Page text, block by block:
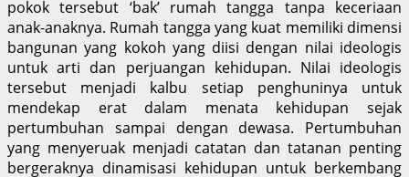
pokok tersebut ‘bak’ rumah tangga tanpa keceriaan
anak-anaknya. Rumah tangga yang kuat memiliki dimensi
bangunan yang kokoh yang diisi dengan nilai ideologis
untuk arti dan perjuangan kehidupan. Nilai ideologis
tersebut menjadi kalbu setiap penghuninya untuk
mendekap erat dalam menata kehidupan sejak
pertumbuhan sampai dengan dewasa. Pertumbuhan
yang menyeruak menjadi catatan dan tatanan penting
bergeraknya dinamisasi kehidupan untuk berkembang